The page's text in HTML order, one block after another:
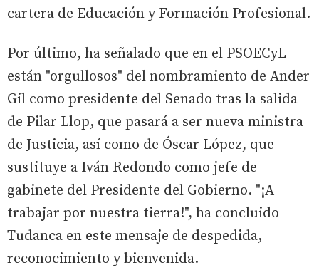
cartera de Educación y Formación Profesional.
Por último, ha señalado que en el PSOECyL
están "orgullosos" del nombramiento de Ander
Gil como presidente del Senado tras la salida
de Pilar Llop, que pasará a ser nueva ministra
de Justicia, así como de Óscar López, que
sustituye a Iván Redondo como jefe de
gabinete del Presidente del Gobierno. "¡A
trabajar por nuestra tierra!", ha concluido
Tudanca en este mensaje de despedida,
reconocimiento y bienvenida.